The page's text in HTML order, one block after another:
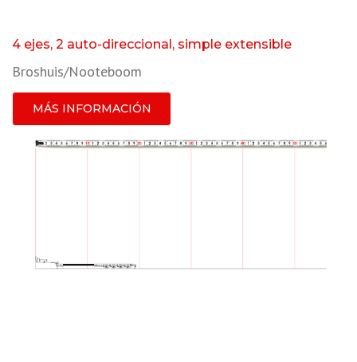
4 ejes, 2 auto-direccional, simple extensible
Broshuis/Nooteboom
MÁS INFORMACIÓN